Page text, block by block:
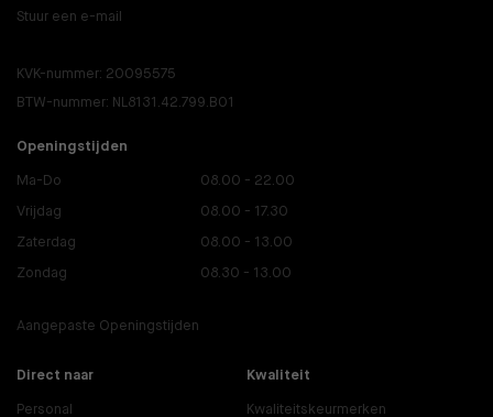
Stuur een e-mail
KVK-nummer: 20095575
BTW-nummer: NL8131.42.799.B01
Openingstijden
Ma-Do 08.00 - 22.00
Vrijdag 08.00 - 17.30
Zaterdag 08.00 - 13.00
Zondag 08.30 - 13.00
Aangepaste Openingstijden
Direct naar
Personal
Kwaliteit
Kwaliteitskeurmerken